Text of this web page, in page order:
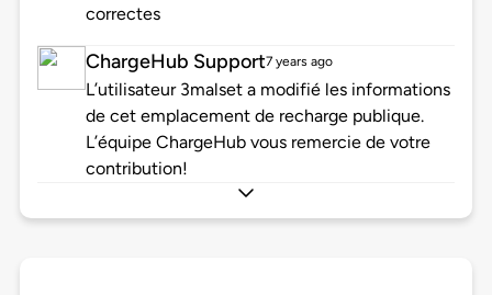
correctes
ChargeHub Support7 years ago
L’utilisateur 3malset a modifié les informations
de cet emplacement de recharge publique.
L’équipe ChargeHub vous remercie de votre
contribution!